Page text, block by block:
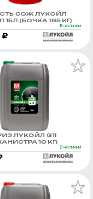
СОЖ ЛУКОЙЛ
(БОЧКА 185 КГ)
В наличии
₽
ЛУКОЙЛ G11
10 КГ)
В наличии